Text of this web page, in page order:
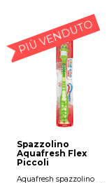
PIÙ VENDUTO
Spazzolino
Aquafresh Flex
Piccoli
Aquafresh spazzolino